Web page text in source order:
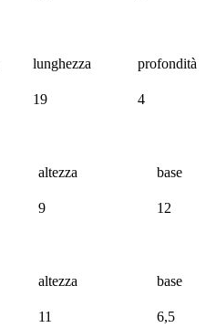
lunghezza profondità
19 4
altezza base
9 12
altezza base
11 6,5